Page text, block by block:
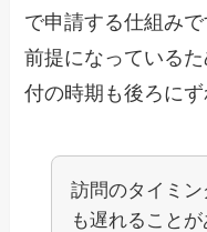
で申請する仕組み
前提になっている
付の時期も後ろにず
訪問のタイミ
も遅れること